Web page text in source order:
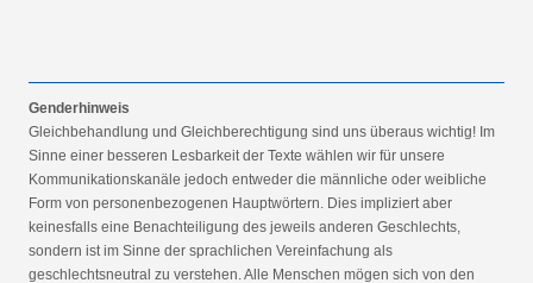
Genderhinweis
Gleichbehandlung und Gleichberechtigung sind uns überaus wichtig! Im
Sinne einer besseren Lesbarkeit der Texte wählen wir für unsere
Kommunikationskanäle jedoch entweder die männliche oder weibliche
Form von personenbezogenen Hauptwörtern. Dies impliziert aber
keinesfalls eine Benachteiligung des jeweils anderen Geschlechts,
sondern ist im Sinne der sprachlichen Vereinfachung als
geschlechtsneutral zu verstehen. Alle Menschen mögen sich von den